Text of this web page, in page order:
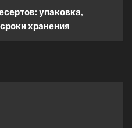
упаковка,
хранения